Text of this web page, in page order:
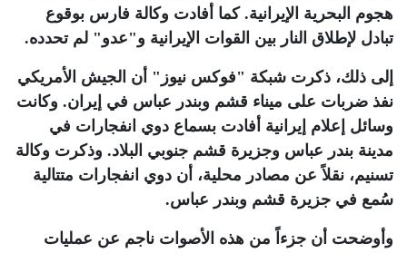
هجوم البحرية الإيرانية. كما أفادت وكالة فارس بوقوع
تبادل لإطلاق النار بين القوات الإيرانية و"عدو" لم تحدده.
إلى ذلك، ذكرت شبكة "فوكس نيوز" أن الجيش الأمريكي
نفذ ضربات على ميناء قشم وبندر عباس في إيران. وكانت
وسائل إعلام إيرانية أفادت بسماع دوي انفجارات في
مدينة بندر عباس وجزيرة قشم جنوبي البلاد. وذكرت وكالة
تسنيم، نقلاً عن مصادر محلية، أن دوي انفجارات متتالية
سُمع في جزيرة قشم وبندر عباس.
وأوضحت أن جزءاً من هذه الأصوات ناجم عن عمليات